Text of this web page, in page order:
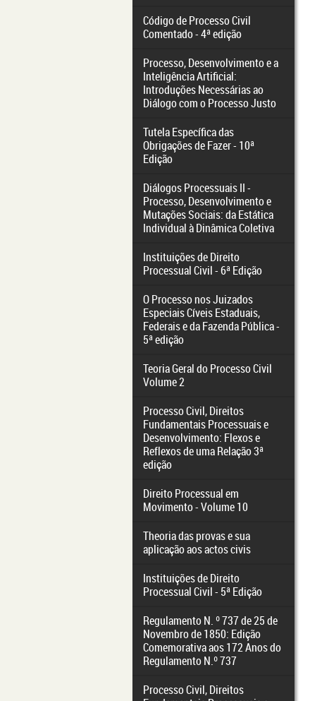
Código de Processo Civil
Comentado - 4ª edição
Processo, Desenvolvimento e a
Inteligência Artificial:
Introduções Necessárias ao
Diálogo com o Processo Justo
Tutela Específica das
Obrigações de Fazer - 10ª
Edição
Diálogos Processuais II -
Processo, Desenvolvimento e
Mutações Sociais: da Estática
Individual à Dinâmica Coletiva
Instituições de Direito
Processual Civil - 6ª Edição
O Processo nos Juizados
Especiais Cíveis Estaduais,
Federais e da Fazenda Pública -
5ª edição
Teoria Geral do Processo Civil
Volume 2
Processo Civil, Direitos
Fundamentais Processuais e
Desenvolvimento: Flexos e
Reflexos de uma Relação 3ª
edição
Direito Processual em
Movimento - Volume 10
Theoria das provas e sua
aplicação aos actos civis
Instituições de Direito
Processual Civil - 5ª Edição
Regulamento N. º 737 de 25 de
Novembro de 1850: Edição
Comemorativa aos 172 Anos do
Regulamento N.º 737
Processo Civil, Direitos